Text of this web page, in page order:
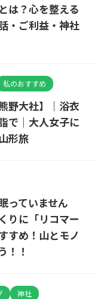
は？心を整える
・ご利益・神社
私のおすすめ
野大社】｜浴衣
で｜大人女子に
形旅
っていません
りに「リコマー
すめ！山とモノ
！！
神社